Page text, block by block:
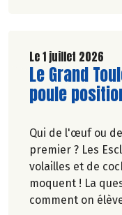
Le 1 juillet 2026
Lire la suite
Le Grand
poule
Qui de l'œuf ou
premier ? Les
volailles et de
moquent ! La
comment on